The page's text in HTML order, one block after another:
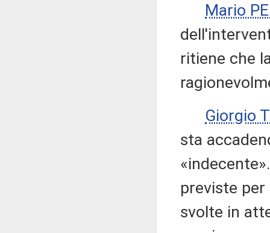
Mario
ritiene che
Giorgio
sta
previste
svolte in